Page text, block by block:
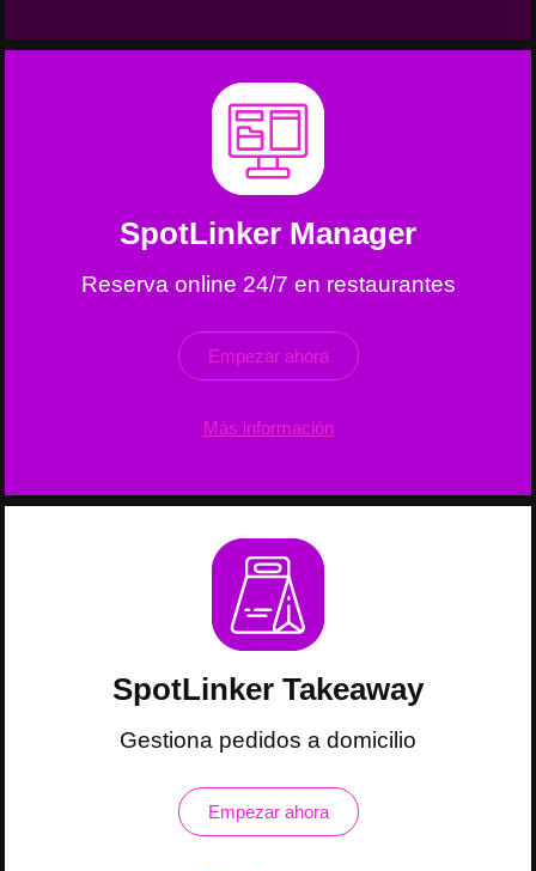
SpotLinker Manager
Reserva online 24/7 en restaurantes
Empezar ahora
Más información
SpotLinker Takeaway
Gestiona pedidos a domicilio
Empezar ahora